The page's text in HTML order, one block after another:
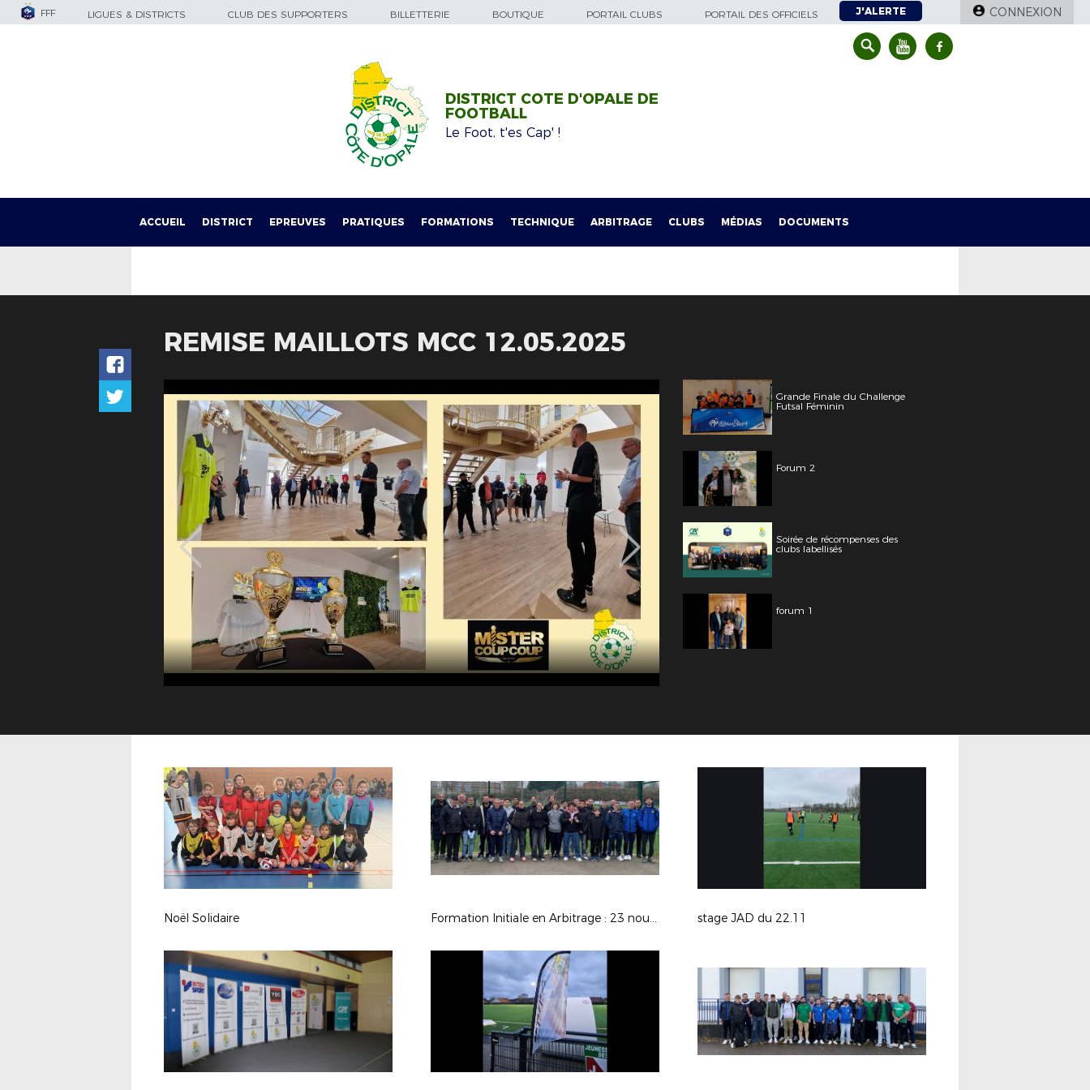
FFF LIGUES & DISTRICTS CLUB DES SUPPORTERS BILLETTERIE BOUTIQUE PORTAIL CLUBS PORTAIL DES OFFICIELS J'ALERTE CONNEXION
DISTRICT COTE D'OPALE DE
FOOTBALL
Le Foot, t'es Cap' !
ACCUEIL DISTRICT EPREUVES PRATIQUES FORMATIONS TECHNIQUE ARBITRAGE CLUBS MÉDIAS DOCUMENTS
REMISE MAILLOTS MCC 12.05.2025
Grande Finale du Challenge
Futsal Féminin
Forum 2
Soirée de récompenses des
clubs labellisés
forum 1
Noël Solidaire Formation Initiale en Arbitrage : 23 nouveaux arbitres formés à Saint-Omer stage JAD du 22.11